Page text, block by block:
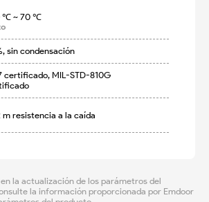
℃ ~ 70 ℃
sin condensación
certificado, MIL-STD-810G
m resistencia a la caída
la actualización de los parámetros del
la información proporcionada por Emdoor